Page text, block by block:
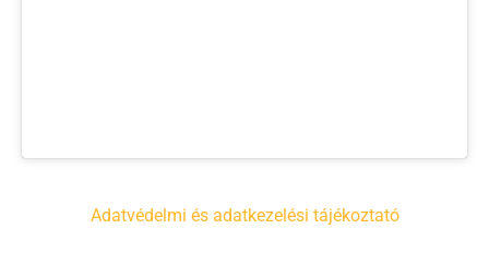
Adatvédelmi és adatkezelési tájékoztató